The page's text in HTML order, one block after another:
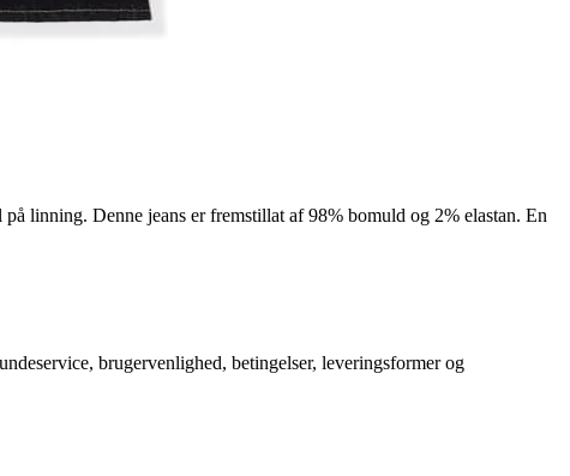
linning. Denne jeans er fremstillat af 98% bomuld og 2% elastan. En
brugervenlighed, betingelser, leveringsformer og